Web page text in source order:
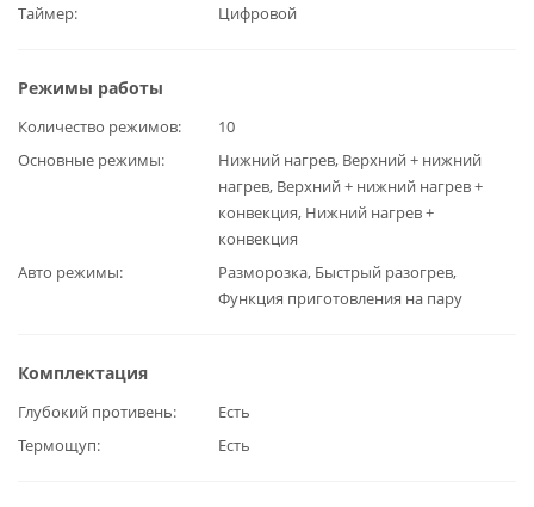
Таймер Цифровой
Режимы работы
Количество режимов
10
Основные режимы
Нижний нагрев, Верхний + нижний
нагрев, Верхний + нижний нагрев +
конвекция, Нижний нагрев +
конвекция
Авто режимы
Разморозка, Быстрый разогрев,
Функция приготовления на пару
Комплектация
Глубокий противень
Есть
Термощуп
Есть